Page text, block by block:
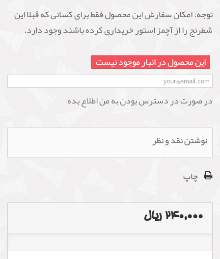
توجه: امکان سفارش این محصول فقط برای کسانی که قبلا این
شطرنج را از آچمز استور خریداری کرده باشند وجود دارد.
این محصول در انبار موجود نیست
در صورت در دسترس بودن به من اطلاع بده
نوشتن نقد و نظر
چاپ
240,000 ریال